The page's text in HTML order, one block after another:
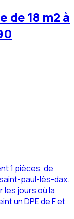
de 18 m2 à
1 pièces, de
paul-lès-dax.
les jours où la
un DPE de F et